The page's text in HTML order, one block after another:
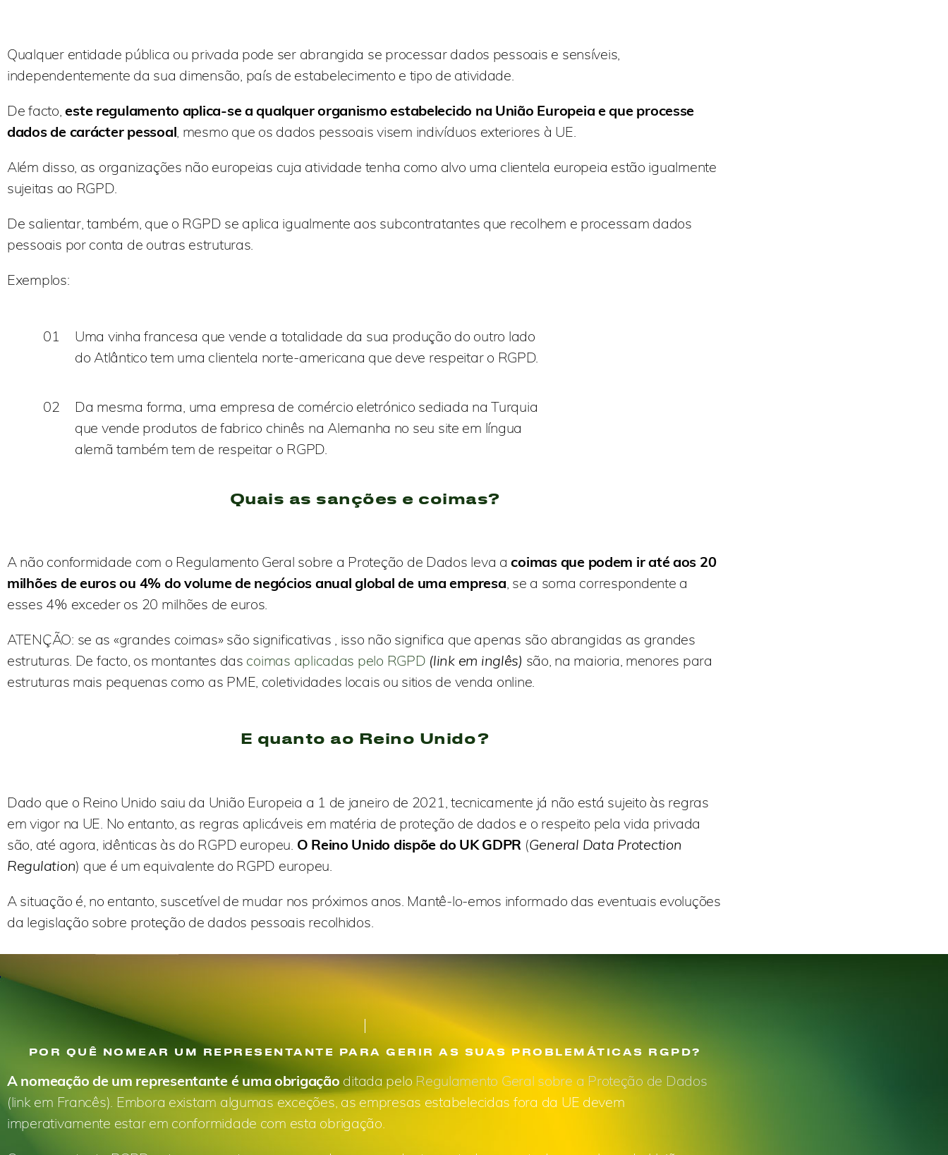
Qualquer entidade pública ou privada pode ser abrangida se processar dados pessoais e sensíveis,
independentemente da sua dimensão, país de estabelecimento e tipo de atividade.
De facto,este regulamento aplica-se a qualquer organismo estabelecido na União Europeia e que processe
dados de carácter pessoal , mesmo que os dados pessoais visem indivíduos exteriores à UE.
Além disso, as organizações não europeias cuja atividade tenha como alvo uma clientela europeia estão igualmente
sujeitas ao RGPD.
De salientar, também, que o RGPD se aplica igualmente aos subcontratantes que recolhem e processam dados
pessoais por conta de outras estruturas.
Exemplos:
01
Uma vinha francesa que vende a totalidade da sua produção do outro lado
do Atlântico tem uma clientela norte-americana que deve respeitar o RGPD.
02
Da mesma forma, uma empresa de comércio eletrónico sediada na Turquia
que vende produtos de fabrico chinês na Alemanha no seu site em língua
alemã também tem de respeitar o RGPD.
Quais as sanções e coimas?
A não conformidade com o Regulamento Geral sobre a Proteção de Dados leva acoimas que podem ir até aos 20
milhões de euros ou 4% do volume de negócios anual global de uma empresa, se a soma correspondente a
esses 4% exceder os 20 milhões de euros.
ATENÇÃO: se as «grandes coimas» são significativas , isso não significa que apenas são abrangidas as grandes
estruturas. De facto, os montantes das coimas aplicadas pelo RGPD (link em inglês) são, na maioria, menores para
estruturas mais pequenas como as PME, coletividades locais ou sitios de venda online.
E quanto ao Reino Unido ?
Dado que o Reino Unido saiu da União Europeia a 1 de janeiro de 2021, tecnicamente já não está sujeito às regras
em vigor na UE. No entanto, as regras aplicáveis em matéria de proteção de dados e o respeito pela vida privada
são, até agora, idênticas às do RGPD europeu. O Reino Unido dispõe do UK GDPR (General Data Protection
Regulation) que é um equivalente do RGPD europeu.
A situação é, no entanto, suscetível de mudar nos próximos anos. Mantê-lo-emos informado das eventuais evoluções
da legislação sobre proteção de dados pessoais recolhidos.
POR QUÊ NOMEAR UM REPRESENTANTE PARA GERIR AS SUAS PROBLEMÁTICAS RGPD?
A nomeação de um representante é uma obrigação ditada pelo Regulamento Geral sobre a Proteção de Dados
(link em Francês). Embora existam algumas exceções, as empresas estabelecidas fora da UE devem
imperativamente estar em conformidade com esta obrigação.